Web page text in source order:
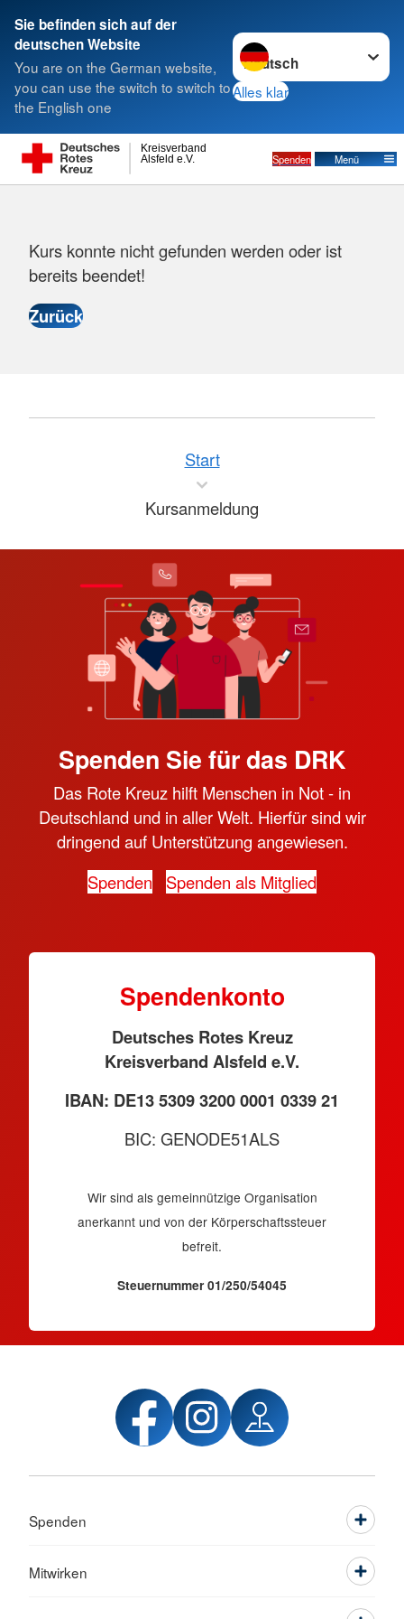
Sie befinden sich auf der
deutschen Website
You are on the German website,
you can use the switch to switch to
the English one
Sprache wechseln zu
Alles klar
Alsfeld e.V.
Kreisverband
Spenden Menü
Suche
Kurs konnte nicht gefunden werden oder ist
bereits beendet!
Start
Kursanmeldung
Spenden Sie für das DRK
Das Rote Kreuz hilft Menschen in Not - in
Deutschland und in aller Welt. Hierfür sind wir
dringend auf Unterstützung angewiesen.
Spenden
Spenden als Mitglied
Spendenkonto
Deutsches Rotes Kreuz
Kreisverband Alsfeld e.V.
IBAN: DE13 5309 3200 0001 0339 21
BIC: GENODE51ALS
Wir sind als gemeinnützige Organisation
anerkannt und von der Körperschaftssteuer
befreit.
Steuernummer 01/250/54045
Spenden
Mitwirken